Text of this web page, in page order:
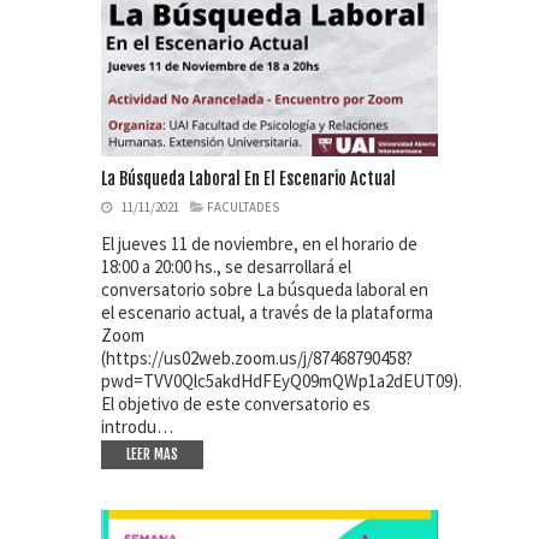
La Búsqueda Laboral En El Escenario Actual
11/11/2021 FACULTADES
El jueves 11 de noviembre, en el horario de
18:00 a 20:00 hs., se desarrollará el
conversatorio sobre La búsqueda laboral en
el escenario actual, a través de la plataforma
Zoom
(https://us02web.zoom.us/j/87468790458?
pwd=TVV0Qlc5akdHdFEyQ09mQWp1a2dEUT09).
El objetivo de este conversatorio es
introdu…
LEER MAS